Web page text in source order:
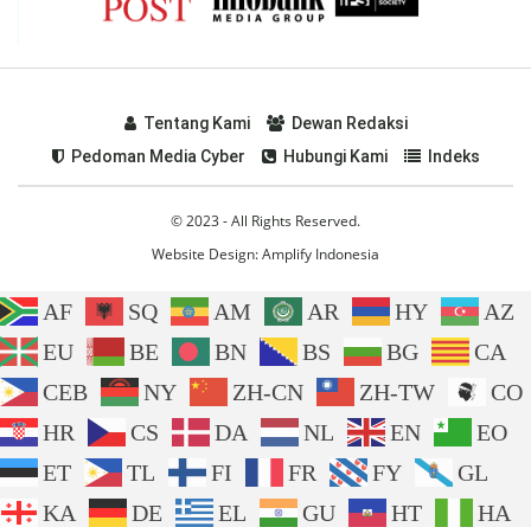
Tentang Kami
Dewan Redaksi
Pedoman Media Cyber
Hubungi Kami Indeks
© 2023 - All Rights Reserved.
Website Design:Amplify Indonesia
AF SQ AM AR HY
AZ
EU
BE BN BS BG
CA
CEB
NY ZH-CN ZH-TW
CO
HR
CS DA NL EN
EO
ET
TL FI FR FY
GL
KA
DE EL GU HT
HA